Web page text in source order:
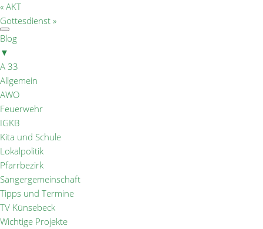
« AKT
Gottesdienst »
Blog
▼
A 33
Allgemein
AWO
Feuerwehr
IGKB
Kita und Schule
Lokalpolitik
Pfarrbezirk
Sängergemeinschaft
Tipps und Termine
TV Künsebeck
Wichtige Projekte